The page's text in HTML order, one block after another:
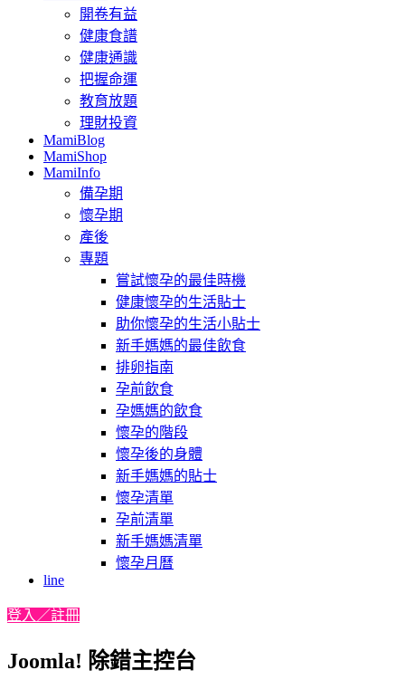
開卷有益
健康食譜
健康通識
把握命運
教育放題
理財投資
MamiBlog
MamiShop
MamiInfo
備孕期
懷孕期
產後
專題
嘗試懷孕的最佳時機
健康懷孕的生活貼士
助你懷孕的生活小貼士
新手媽媽的最佳飲食
排卵指南
孕前飲食
孕媽媽的飲食
懷孕的階段
懷孕後的身體
新手媽媽的貼士
懷孕清單
孕前清單
新手媽媽清單
懷孕月曆
line
登入／註冊
Joomla! 除錯主控台